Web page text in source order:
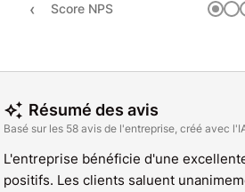
Score NPS
Résumé des avis
Basé sur les 58 avis de l'entreprise, créé avec
L'entreprise bénéficie d'une
positifs. Les clients saluent